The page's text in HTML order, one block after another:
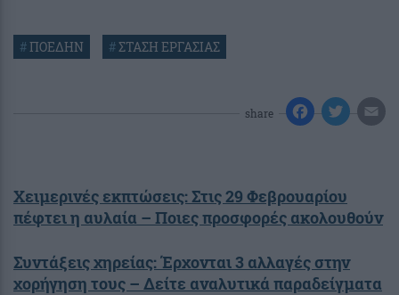
#ΠΟΕΔΗΝ #ΣΤΑΣΗ ΕΡΓΑΣΙΑΣ
share
Χειμερινές εκπτώσεις: Στις 29 Φεβρουαρίου
πέφτει η αυλαία – Ποιες προσφορές ακολουθούν
Συντάξεις χηρείας: Έρχονται 3 αλλαγές στην
χορήγηση τους – Δείτε αναλυτικά παραδείγματα